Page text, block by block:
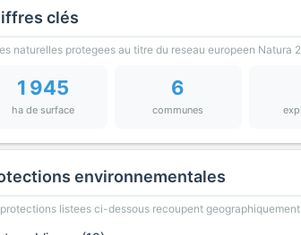
clés
naturelles protegees au titre du reseau europeen Natura
1 945
ha de surface
6
communes
environnementales
listees ci-dessous recoupent